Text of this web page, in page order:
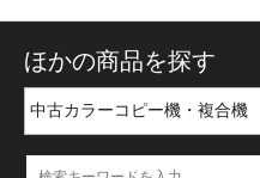
ほかの商品を探す